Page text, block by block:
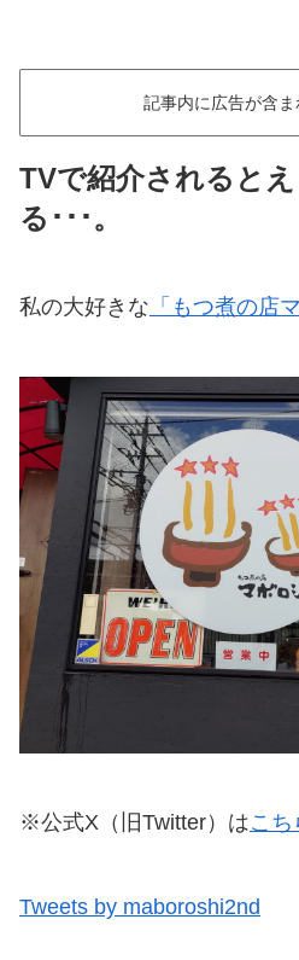
記事内に広告が含ま
TVで紹介されると
る･･･。
私の大好きな 「もつ煮の店
※公式X（旧Twitter）はこち
Tweets by maboroshi2nd